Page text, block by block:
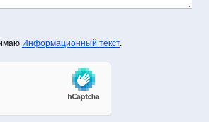
Информационный текст.